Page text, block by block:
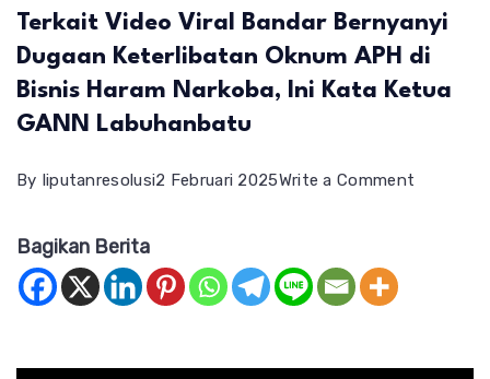
Terkait Video Viral Bandar Bernyanyi
Dugaan Keterlibatan Oknum APH di
Bisnis Haram Narkoba, Ini Kata Ketua
GANN Labuhanbatu
By liputanresolusi2 Februari 2025Write a Comment
Bagikan Berita